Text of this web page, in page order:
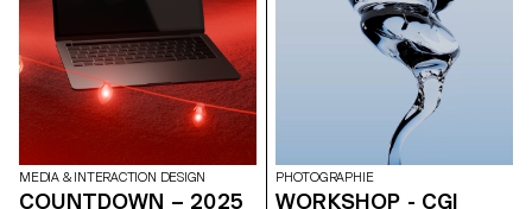
recherche Technoflesh, Niquille
examine les infrastructures qui
sous-tendent l’imagerie
numérique (des banques
d’images et bibliothèques
d’objets 3D aux systèmes de
vision automatisée) ainsi que
les présupposés culturels qui y
sont intégrés. Son travail met
en évidence comment les jeux
de données, les logiciels de
MEDIA & INTERACTION DESIGN
COUNTDOWN – 2025
PHOTOGRAPHIE
WORKSHOP - CGI